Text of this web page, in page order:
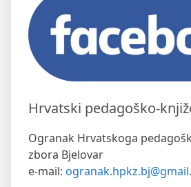
Hrvatski pedagoško-
Ogranak Hrvatskoga
zbora Bjelovar
e-mail: